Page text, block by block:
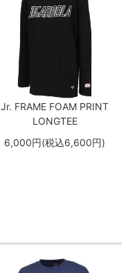
Jr. FRAME FOAM PRINT
LONGTEE
6,000円(税込6,600円)